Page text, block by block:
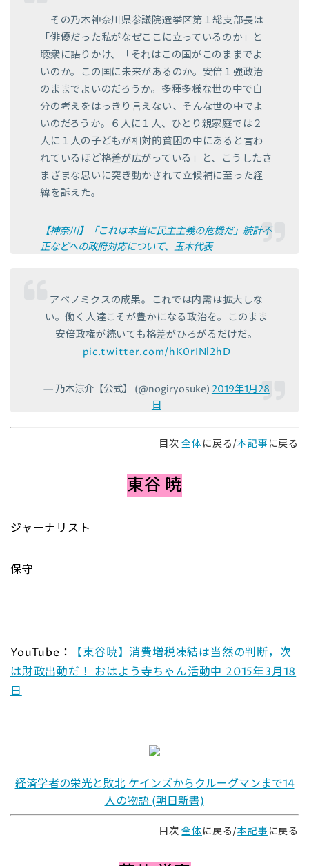
その乃木神奈川県参議院選挙区第１総支部長は
「俳優だった私がなぜここに立っているのか」と
聴衆に語りかけ、「それはこの国がこのままでよ
いのか。この国に未来があるのか。安倍１強政治
のままでよいのだろうか。多種多様な世の中で自
分の考えをはっきり言えない、そんな世の中でよ
いのだろうか。６人に１人、ひとり親家庭では２
人に１人の子どもが相対的貧困の中にあると言わ
れているほど格差が広がっている」と、こうしたさ
まざまな思いに突き動かされて立候補に至った経
緯を訴えた。
【神奈川】「これは本当に民主主義の危機だ」統計不
正などへの政府対応について、玉木代表
アベノミクスの成果。これでは内需は拡大しな
い。働く人達こそが豊かになる政治を。このまま
安倍政権が続いても格差がひろがるだけだ。
pic.twitter.com/hK0rINl2hD
— 乃木涼介【公式】 (@nogiryosuke)2019年1月28
日
目次全体に戻る/本記事 に戻る
東谷 暁
ジャーナリスト
保守
YouTube：
【東谷暁】消費増税凍結は当然の判断，次
は財政出動だ！ おはよう寺ちゃん活動中 2015年3月18
日
経済学者の栄光と敗北 ケインズからクルーグマンまで14
人の物語 (朝日新書)
目次全体に戻る/本記事 に戻る